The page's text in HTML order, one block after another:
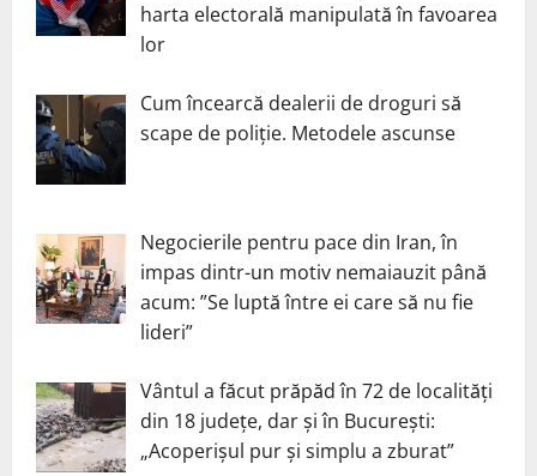
harta electorală manipulată în favoarea
lor
Cum încearcă dealerii de droguri să
scape de poliție. Metodele ascunse
Negocierile pentru pace din Iran, în
impas dintr-un motiv nemaiauzit până
acum: ”Se luptă între ei care să nu fie
lideri”
Vântul a făcut prăpăd în 72 de localități
din 18 județe, dar și în București:
„Acoperișul pur și simplu a zburat”